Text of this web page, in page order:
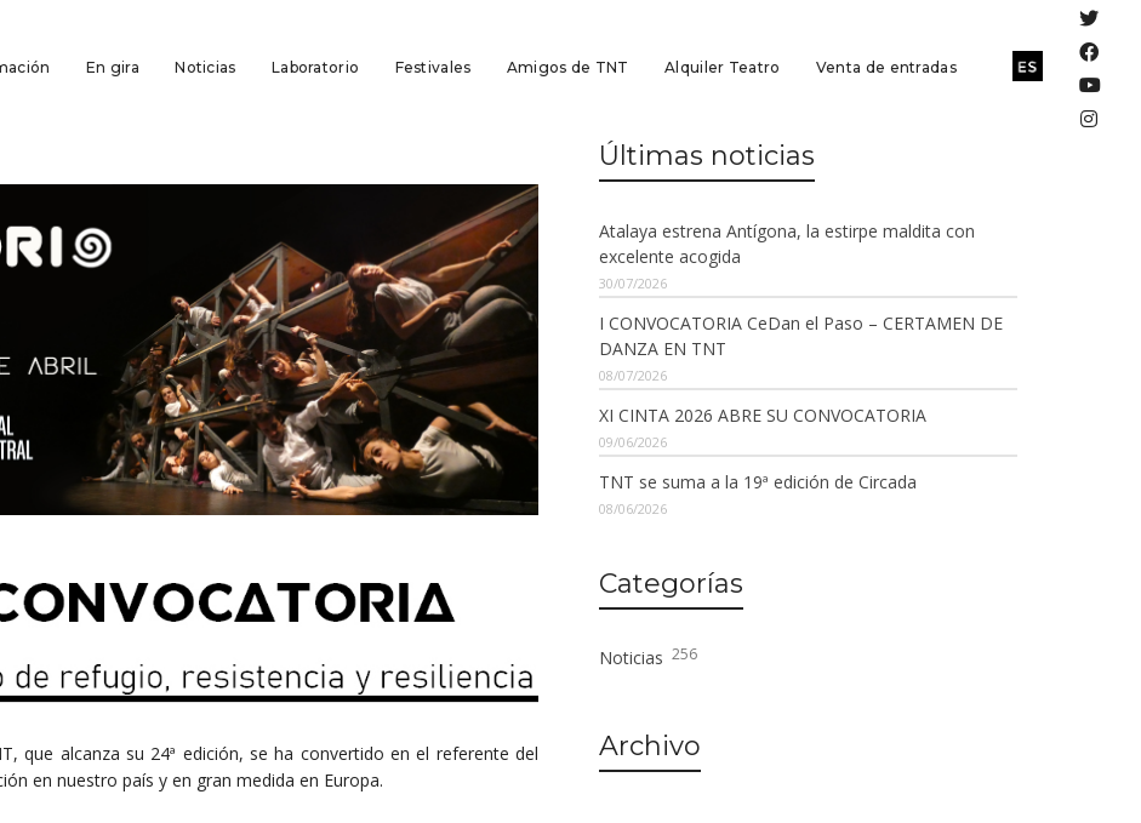
En gira Noticias Laboratorio Festivales Amigos de TNT Alquiler Teatro Venta de entradas
que alcanza su 24ª edición, se ha convertido en el referente del
en nuestro país y en gran medida en Europa.
Últimas noticias
Atalaya estrena Antígona, la estirpe maldita con
excelente acogida
30/07/2026
I CONVOCATORIA CeDan el Paso – CERTAMEN DE
DANZA EN TNT
08/07/2026
XI CINTA 2026 ABRE SU CONVOCATORIA
09/06/2026
TNT se suma a la 19ª edición de Circada
08/06/2026
Categorías
Noticias 256
Archivo